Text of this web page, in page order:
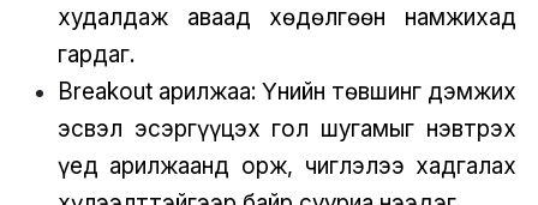
худалдаж аваад хөдөлгөөн намжихад
гардаг.
Breakout арилжаа: Үнийн төвшинг дэмжих
эсвэл эсэргүүцэх гол шугамыг нэвтрэх
үед арилжаанд орж, чиглэлээ хадгалах